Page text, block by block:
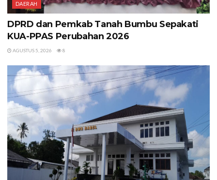
DAERAH
DPRD dan Pemkab Tanah Bumbu Sepakati
KUA-PPAS Perubahan 2026
AGUSTUS 5, 2026 8